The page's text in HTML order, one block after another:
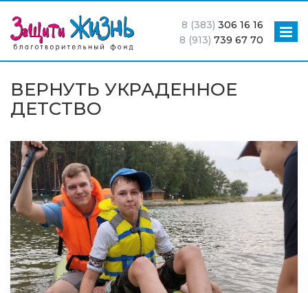
8 (383) 306 16 16
8 (913) 739 67 70
ВЕРНУТЬ УКРАДЕННОЕ
ДЕТСТВО